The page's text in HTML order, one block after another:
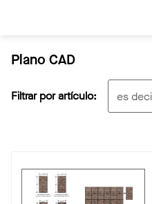
Plano CAD
Filtrar por artículo: